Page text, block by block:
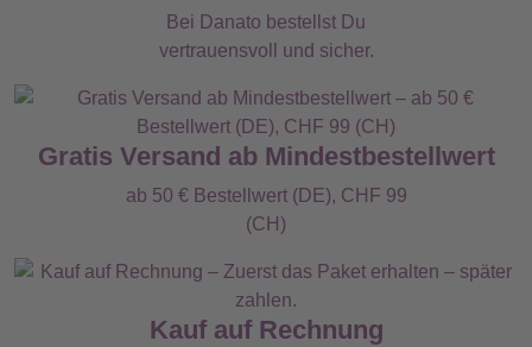
Bei Danato bestellst Du
vertrauensvoll und sicher.
Gratis Versand ab Mindestbestellwert
ab 50 € Bestellwert (DE), CHF 99
(CH)
Kauf auf Rechnung